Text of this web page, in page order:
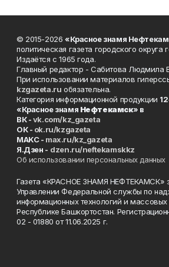
© 2015-2026 «Красное знамя
политическая газета городского округа
Издаётся с 1965 года.
Главный редактор - Сабитова Людмила
При использовании материалов
kzgazeta.ru обязательна.
Категория информационной продукции
«Красное знамя Нефтекамск» в
ВК -vk.com/kz_gazeta
ОК - ok.ru/kzgazeta
MAKC - max.ru/kz_gazeta
Я.Дзен - dzen.ru/neftekamskkz
Об использовании персональных данных
Газета «КРАСНОЕ ЗНАМЯ НЕФТЕКАМСК»
Управлении Федеральной службы по
информационных технологий и
Республике Башкортостан.
02 - 01880 от 11.06.2025 г.